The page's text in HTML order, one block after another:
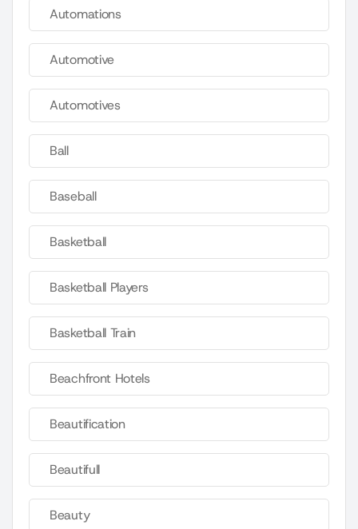
Automations
Automotive
Automotives
Ball
Baseball
Basketball
Basketball Players
Basketball Train
Beachfront Hotels
Beautification
Beautifull
Beauty